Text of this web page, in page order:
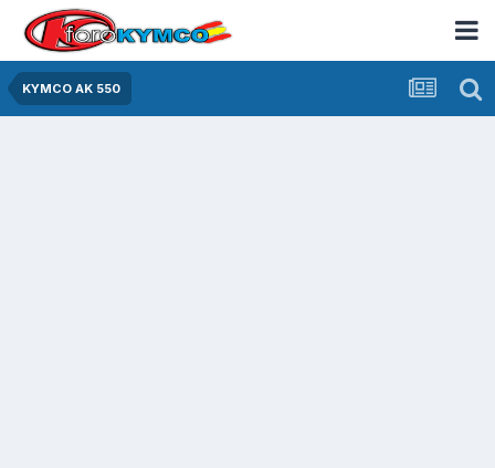
KYMCO AK 550